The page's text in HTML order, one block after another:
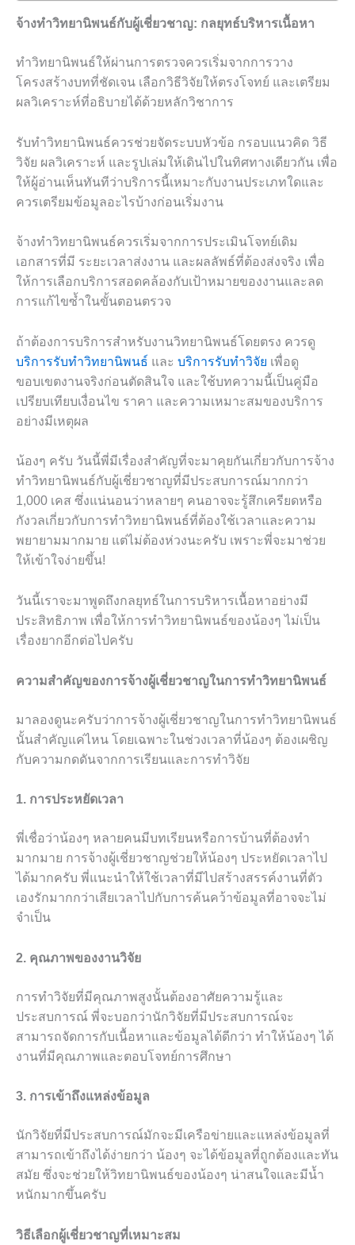
จ้างทำวิทยานิพนธ์กับผู้เชี่ยวชาญ: กลยุทธ์บริหารเนื้อหา
ทำวิทยานิพนธ์ให้ผ่านการตรวจควรเริ่มจากการวาง
โครงสร้างบทที่ชัดเจน เลือกวิธีวิจัยให้ตรงโจทย์ และเตรียม
ผลวิเคราะห์ที่อธิบายได้ด้วยหลักวิชาการ
รับทำวิทยานิพนธ์ควรช่วยจัดระบบหัวข้อ กรอบแนวคิด วิธี
วิจัย ผลวิเคราะห์ และรูปเล่มให้เดินไปในทิศทางเดียวกัน เพื่อ
ให้ผู้อ่านเห็นทันทีว่าบริการนี้เหมาะกับงานประเภทใดและ
ควรเตรียมข้อมูลอะไรบ้างก่อนเริ่มงาน
จ้างทำวิทยานิพนธ์ควรเริ่มจากการประเมินโจทย์เดิม
เอกสารที่มี ระยะเวลาส่งงาน และผลลัพธ์ที่ต้องส่งจริง เพื่อ
ให้การเลือกบริการสอดคล้องกับเป้าหมายของงานและลด
การแก้ไขซ้ำในขั้นตอนตรวจ
ถ้าต้องการบริการสำหรับงานวิทยานิพนธ์โดยตรง ควรดู
บริการรับทำวิทยานิพนธ์ และ บริการรับทำวิจัย เพื่อดู
ขอบเขตงานจริงก่อนตัดสินใจ และใช้บทความนี้เป็นคู่มือ
เปรียบเทียบเงื่อนไข ราคา และความเหมาะสมของบริการ
อย่างมีเหตุผล
น้องๆ ครับ วันนี้พี่มีเรื่องสำคัญที่จะมาคุยกันเกี่ยวกับการจ้าง
ทำวิทยานิพนธ์กับผู้เชี่ยวชาญที่มีประสบการณ์มากกว่า
1,000 เคส ซึ่งแน่นอนว่าหลายๆ คนอาจจะรู้สึกเครียดหรือ
กังวลเกี่ยวกับการทำวิทยานิพนธ์ที่ต้องใช้เวลาและความ
พยายามมากมาย แต่ไม่ต้องห่วงนะครับ เพราะพี่จะมาช่วย
ให้เข้าใจง่ายขึ้น!
วันนี้เราจะมาพูดถึงกลยุทธ์ในการบริหารเนื้อหาอย่างมี
ประสิทธิภาพ เพื่อให้การทำวิทยานิพนธ์ของน้องๆ ไม่เป็น
เรื่องยากอีกต่อไปครับ
ความสำคัญของการจ้างผู้เชี่ยวชาญในการทำวิทยานิพนธ์
มาลองดูนะครับว่าการจ้างผู้เชี่ยวชาญในการทำวิทยานิพนธ์
นั้นสำคัญแค่ไหน โดยเฉพาะในช่วงเวลาที่น้องๆ ต้องเผชิญ
กับความกดดันจากการเรียนและการทำวิจัย
1. การประหยัดเวลา
พี่เชื่อว่าน้องๆ หลายคนมีบทเรียนหรือการบ้านที่ต้องทำ
มากมาย การจ้างผู้เชี่ยวชาญช่วยให้น้องๆ ประหยัดเวลาไป
ได้มากครับ พี่แนะนำให้ใช้เวลาที่มีไปสร้างสรรค์งานที่ตัว
เองรักมากกว่าเสียเวลาไปกับการค้นคว้าข้อมูลที่อาจจะไม่
จำเป็น
2. คุณภาพของงานวิจัย
การทำวิจัยที่มีคุณภาพสูงนั้นต้องอาศัยความรู้และ
ประสบการณ์ พี่จะบอกว่านักวิจัยที่มีประสบการณ์จะ
สามารถจัดการกับเนื้อหาและข้อมูลได้ดีกว่า ทำให้น้องๆ ได้
งานที่มีคุณภาพและตอบโจทย์การศึกษา
3. การเข้าถึงแหล่งข้อมูล
นักวิจัยที่มีประสบการณ์มักจะมีเครือข่ายและแหล่งข้อมูลที่
สามารถเข้าถึงได้ง่ายกว่า น้องๆ จะได้ข้อมูลที่ถูกต้องและทัน
สมัย ซึ่งจะช่วยให้วิทยานิพนธ์ของน้องๆ น่าสนใจและมีน้ำ
หนักมากขึ้นครับ
วิธีเลือกผู้เชี่ยวชาญที่เหมาะสม